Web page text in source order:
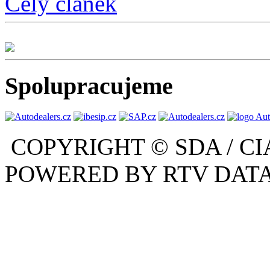
Spolupracujeme
COPYRIGHT © SDA /
POWERED BY RTV